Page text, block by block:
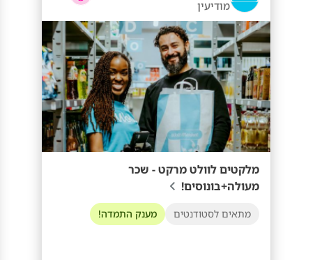
מודיעין
מלקטים לוולט מרקט - שכר
מעולה+בונוסים!
מתאים לסטודנטים מענק התמדה!